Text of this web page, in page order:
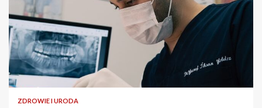
ZDROWIE I URODA